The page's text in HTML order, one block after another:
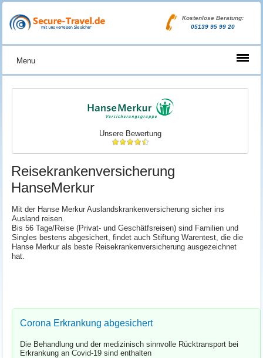
Kostenlose Beratung:
05139 95 99 20
Menu
Unsere Bewertung
Reisekrankenversicherung
HanseMerkur
Mit der Hanse Merkur Auslandskrankenversicherung sicher ins
Ausland reisen.
Bis 56 Tage/Reise (Privat- und Geschätfsreisen) sind Familien und
Singles bestens abgesichert, findet auch Stiftung Warentest, die die
Hanse Merkur als beste Reisekrankenversicherung ausgezeichnet
hat.
Corona Erkrankung abgesichert
Die Behandlung und der medizinisch sinnvolle Rücktransport bei
Erkrankung an Covid-19 sind enthalten